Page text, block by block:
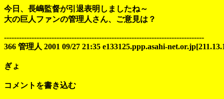
今日、長嶋監督が引退表明しましたね～
大の巨人ファンの管理人さん、ご意見は？
--------------------------------------------------------------------------------
366 管理人 2001 09/27 21:35 e133125.ppp.asahi-
ぎょ
コメントを書き込む